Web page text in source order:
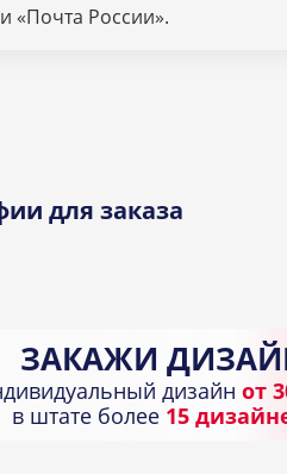
«Почта России».
для заказа
ЗАКАЖИ
дизайн от
в штате более 15